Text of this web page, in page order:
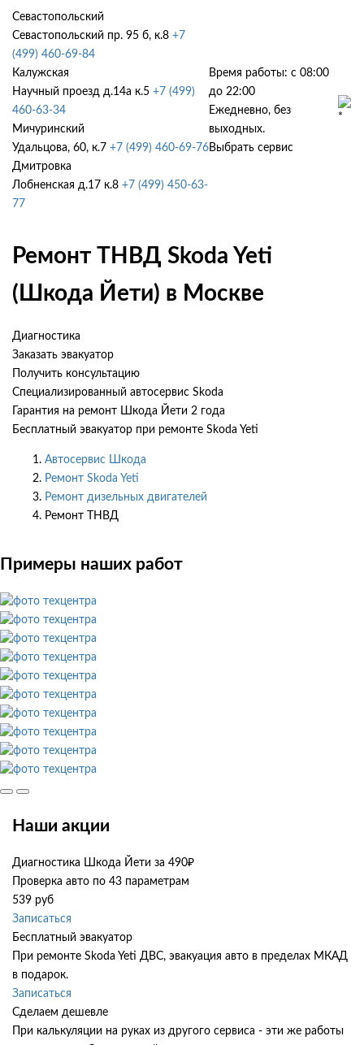
Севастопольский
Севастопольский пр. 95 б, к.8 +7
(499) 460-69-84
Калужская
Научный проезд д.14а к.5 +7 (499)
460-63-34
Мичуринский
Удальцова, 60, к.7 +7 (499) 460-69-76
Дмитровка
Лобненская д.17 к.8 +7 (499) 450-63-
77
Время работы: с 08:00
до 22:00
Ежедневно, без
выходных.
Выбрать сервис
Ремонт ТНВД Skoda Yeti
(Шкода Йети) в Москве
Диагностика
Заказать эвакуатор
Получить консультацию
Специализированный автосервис Skoda
Гарантия на ремонт Шкода Йети 2 года
Бесплатный эвакуатор при ремонте Skoda Yeti
Автосервис Шкода
Ремонт Skoda Yeti
Ремонт дизельных двигателей
Ремонт ТНВД
Примеры наших работ
Наши акции
Диагностика Шкода Йети за 490₽
Проверка авто по 43 параметрам
539 руб
Записаться
Бесплатный эвакуатор
При ремонте Skoda Yeti ДВС, эвакуация авто в пределах МКАД
в подарок.
Записаться
Сделаем дешевле
При калькуляции на руках из другого сервиса - эти же работы